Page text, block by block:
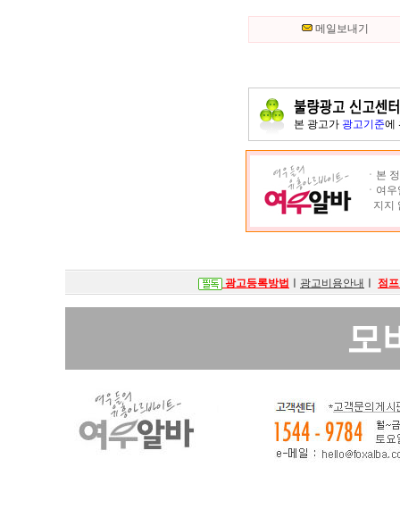
메일보내기
본 광고가 광고기준에
ㆍ본
ㆍ여
지지
광고등록방법 광고비용안내 점
모